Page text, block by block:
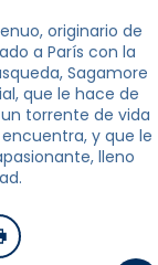
originario de
a París con la
Sagamore
que le hace de
torrente de vida
y que le
lleno